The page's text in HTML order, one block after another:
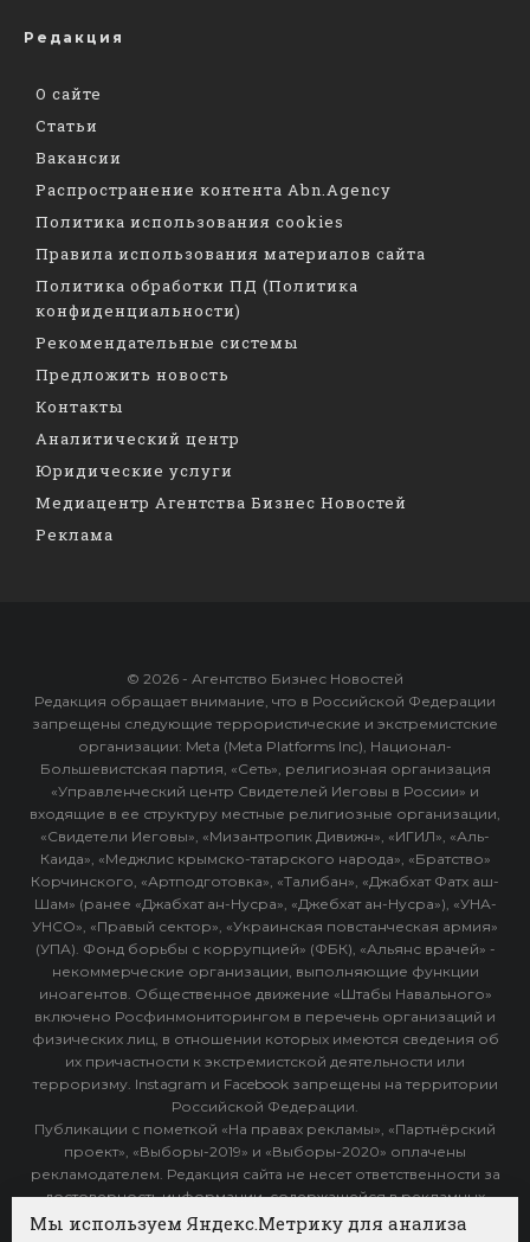
Редакция
О сайте
Статьи
Вакансии
Распространение контента Abn.Agency
Политика использования cookies
Правила использования материалов сайта
Политика обработки ПД (Политика
конфиденциальности)
Рекомендательные системы
Предложить новость
Контакты
Аналитический центр
Юридические услуги
Медиацентр Агентства Бизнес Новостей
Реклама
© 2026 - Агентство Бизнес Новостей
Редакция обращает внимание, что в Российской Федерации
запрещены следующие террористические и экстремистские
организации: Meta (Meta Platforms Inc), Национал-
Большевистская партия, «Сеть», религиозная организация
«Управленческий центр Свидетелей Иеговы в России» и
входящие в ее структуру местные религиозные организации,
«Свидетели Иеговы», «Мизантропик Дивижн», «ИГИЛ», «Аль-
Каида», «Меджлис крымско-татарского народа», «Братство»
Корчинского, «Артподготовка», «Талибан», «Джабхат Фатх аш-
Шам» (ранее «Джабхат ан-Нусра», «Джебхат ан-Нусра»), «УНА-
УНСО», «Правый сектор», «Украинская повстанческая армия»
(УПА). Фонд борьбы с коррупцией» (ФБК), «Альянс врачей» -
некоммерческие организации, выполняющие функции
иноагентов. Общественное движение «Штабы Навального»
включено Росфинмониторингом в перечень организаций и
физических лиц, в отношении которых имеются сведения об
их причастности к экстремистской деятельности или
терроризму. Instagram и Facebook запрещены на территории
Российской Федерации.
Публикации с пометкой «На правах рекламы», «Партнёрский
проект», «Выборы-2019» и «Выборы-2020» оплачены
рекламодателем. Редакция сайта не несет ответственности за
достоверность информации, содержащейся в рекламных
объявлениях.
Мы используем Яндекс.Метрику для анализа